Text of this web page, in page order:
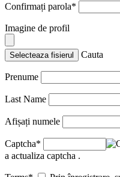
Confirmați parola*
Imagine de profil
Selecteaza fisierul Cauta
Prenume
Last Name
Afișați numele
Captcha*
a actualiza captcha .